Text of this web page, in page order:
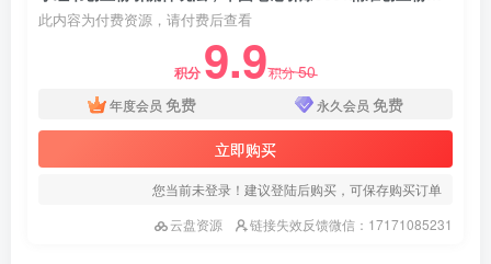
此内容为付费资源，请付费后查看
积分 9.9积分50
年度会员 免费 永久会员 免费
立即购买
您当前未登录！建议登陆后购买，可保存购买订单
云盘资源
链接失效反馈微信：17171085231